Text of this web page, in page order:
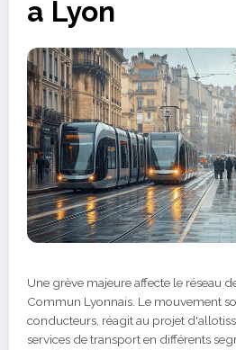
a Lyon
Une grève majeure affecte le réseau
Commun Lyonnais. Le mouvement
conducteurs, réagit au projet
services de transport en différents